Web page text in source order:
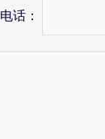
电话：